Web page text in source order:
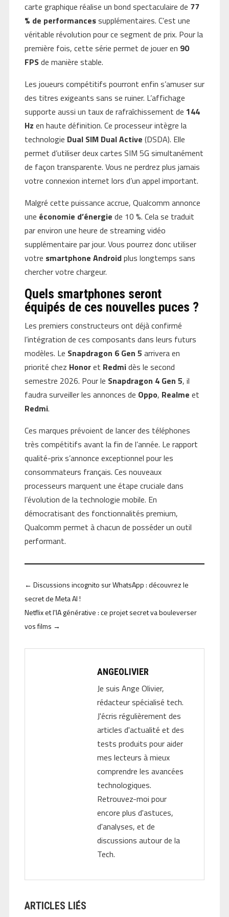
carte graphique réalise un bond spectaculaire de 77
% de performancessupplémentaires. C’est une
véritable révolution pour ce segment de prix. Pour la
première fois, cette série permet de jouer en 90
FPSde manière stable.
Les joueurs compétitifs pourront enfin s’amuser sur
des titres exigeants sans se ruiner. L’affichage
supporte aussi un taux de rafraîchissement de 144
Hz en haute définition. Ce processeur intègre la
technologie Dual SIM Dual Active (DSDA). Elle
permet d’utiliser deux cartes SIM 5G simultanément
de façon transparente. Vous ne perdrez plus jamais
votre connexion internet lors d’un appel important.
Malgré cette puissance accrue, Qualcomm annonce
une économie d’énergie de 10 %. Cela se traduit
par environ une heure de streaming vidéo
supplémentaire par jour. Vous pourrez donc utiliser
votre smartphone Androidplus longtemps sans
chercher votre chargeur.
Quels smartphones seront
équipés de ces nouvelles puces ?
Les premiers constructeurs ont déjà confirmé
l’intégration de ces composants dans leurs futurs
modèles. Le Snapdragon 6 Gen 5 arrivera en
priorité chez Honoret Redmidès le second
semestre 2026. Pour le Snapdragon 4 Gen 5, il
faudra surveiller les annonces de Oppo, Realme et
Redmi.
Ces marques prévoient de lancer des téléphones
très compétitifs avant la fin de l’année. Le rapport
qualité-prix s’annonce exceptionnel pour les
consommateurs français. Ces nouveaux
processeurs marquent une étape cruciale dans
l’évolution de la technologie mobile. En
démocratisant des fonctionnalités premium,
Qualcomm permet à chacun de posséder un outil
performant.
← Discussions incognito sur WhatsApp : découvrez le
secret de Meta AI !
Netflix et l'IA générative : ce projet secret va bouleverser
vos films →
ANGEOLIVIER
Je suis Ange Olivier,
rédacteur spécialisé tech.
J'écris régulièrement des
articles d'actualité et des
tests produits pour aider
mes lecteurs à mieux
comprendre les avancées
technologiques.
Retrouvez-moi pour
encore plus d'astuces,
d'analyses, et de
discussions autour de la
Tech.
ARTICLES LIÉS